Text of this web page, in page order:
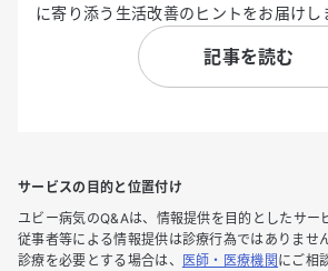
に寄り添う生活改善のヒントをお届けし
記事を読む
サービスの目的と位置付け
ユビー病気のQ&Aは、情報提供を目的としたサー
従事者等による情報提供は診療行為ではありません
診療を必要とする場合は、
医師・医療機関 にご相